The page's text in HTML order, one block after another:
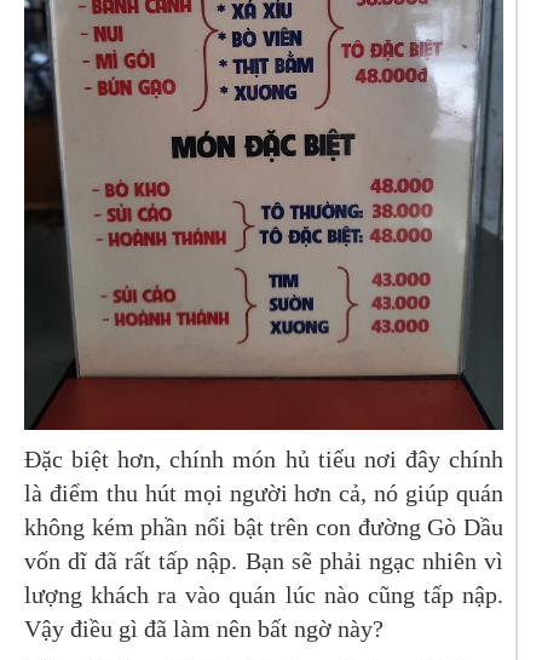
Đặc biệt hơn, chính món hủ tiếu nơi đây chính
là điểm thu hút mọi người hơn cả, nó giúp quán
không kém phần nổi bật trên con đường Gò Dầu
vốn dĩ đã rất tấp nập. Bạn sẽ phải ngạc nhiên vì
lượng khách ra vào quán lúc nào cũng tấp nập.
Vậy điều gì đã làm nên bất ngờ này?